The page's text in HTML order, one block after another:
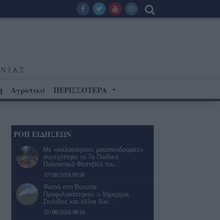
Αγροτικά ΠΕΡΙΣΣΟΤΕΡΑ
ΡΟΗ ΕΙΔΗΣΕΩΝ
Με «καλοκαιρινές μουσικοδρομίες»
συνεχίστηκε το 7ο Παιδικό
Πολιτιστικό Φεστιβάλ του…
07/08/2026 09:58
Φωτιά στη Βοιωτία:
Προφυλακίστηκαν ο δήμαρχος
Στυλίδας και άλλοι δύο…
07/08/2026 08:26